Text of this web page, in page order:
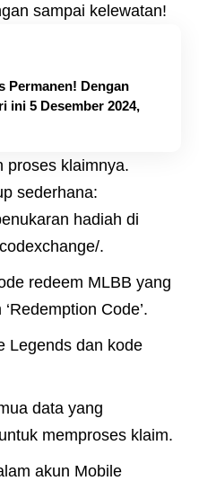
sampai kelewatan!
Permanen! Dengan
ini 5 Desember 2024,
proses klaimnya.
sederhana:
hadiah di
.
redeem MLBB yang
Code’.
Legends dan kode
data yang
memproses klaim.
akun Mobile